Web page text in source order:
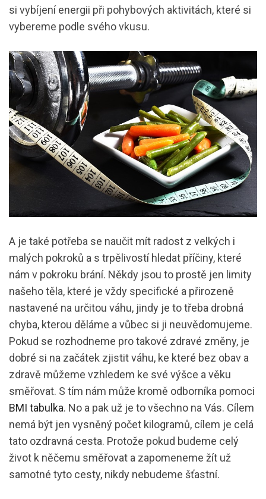
si vybíjení energii při pohybových aktivitách, které si
vybereme podle svého vkusu.
A je také potřeba se naučit mít radost z velkých i
malých pokroků a s trpělivostí hledat příčiny, které
nám v pokroku brání. Někdy jsou to prostě jen limity
našeho těla, které je vždy specifické a přirozeně
nastavené na určitou váhu, jindy je to třeba drobná
chyba, kterou děláme a vůbec si ji neuvědomujeme.
Pokud se rozhodneme pro takové zdravé změny, je
dobré si na začátek zjistit váhu, ke které bez obav a
zdravě můžeme vzhledem ke své výšce a věku
směřovat. S tím nám může kromě odborníka pomoci
BMI tabulka. No a pak už je to všechno na Vás. Cílem
nemá být jen vysněný počet kilogramů, cílem je celá
tato ozdravná cesta. Protože pokud budeme celý
život k něčemu směřovat a zapomeneme žít už
samotné tyto cesty, nikdy nebudeme šťastní.